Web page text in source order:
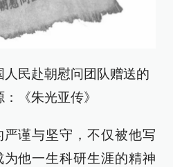
民赴朝慰问团队赠送的
《朱光亚传》
谨与坚守，不仅被他写
他一生科研生涯的精神